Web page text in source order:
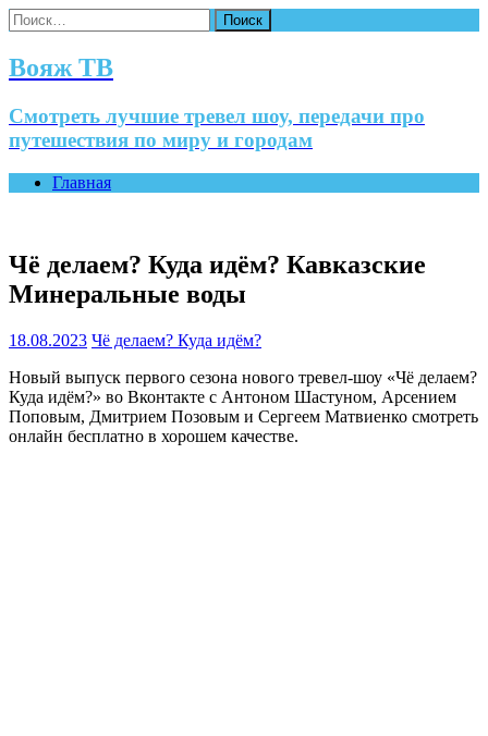
Найти:
Вояж ТВ
Смотреть лучшие тревел шоу, передачи про
путешествия по миру и городам
Главная
Чё делаем? Куда идём? Кавказские
Минеральные воды
18.08.2023 Чё делаем? Куда идём?
Новый выпуск первого сезона нового тревел-шоу «Чё делаем?
Куда идём?» во Вконтакте с Антоном Шастуном, Арсением
Поповым, Дмитрием Позовым и Сергеем Матвиенко смотреть
онлайн бесплатно в хорошем качестве.